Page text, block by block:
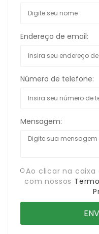
Endereço de email:
Número de telefone:
Mensagem:
Ao clicar na
com nossos